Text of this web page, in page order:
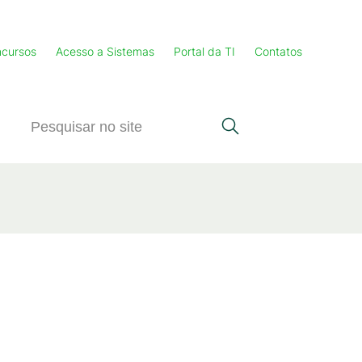
Acesso a Sistemas Portal da TI Contatos